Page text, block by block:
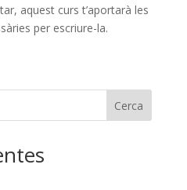
aquest curs t’aportarà les
per escriure-la.
Cerca